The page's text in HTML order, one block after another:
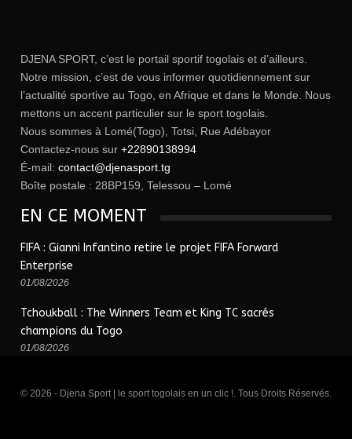
DJENA SPORT, c’est le portail sportif togolais et d’ailleurs.
Notre mission, c’est de vous informer quotidiennement sur
l’actualité sportive au Togo, en Afrique et dans le Monde. Nous
mettons un accent particulier sur le sport togolais.
Nous sommes à Lomé(Togo), Totsi, Rue Adébayor
Contactez-nous sur +22890138994
É-mail: contact@djenasport.tg
Boîte postale : 28BP159, Telessou – Lomé
EN CE MOMENT
FIFA : Gianni Infantino retire le projet FIFA Forward
Enterprise
01/08/2026
Tchoukball : The Winners Team et King TC sacrés
champions du Togo
01/08/2026
© 2026 - Djena Sport | le sport togolais en un clic !. Tous Droits Réservés.